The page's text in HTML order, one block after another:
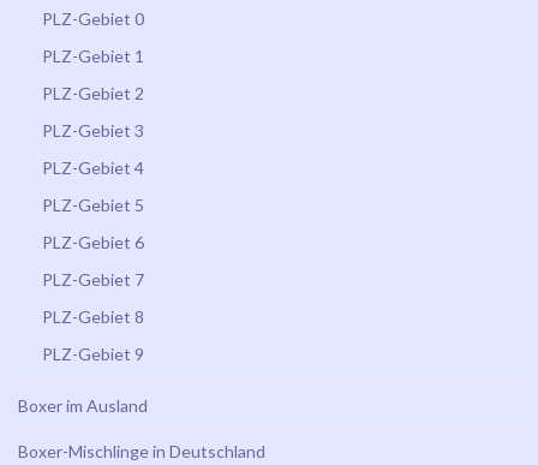
PLZ-Gebiet 0
PLZ-Gebiet 1
PLZ-Gebiet 2
PLZ-Gebiet 3
PLZ-Gebiet 4
PLZ-Gebiet 5
PLZ-Gebiet 6
PLZ-Gebiet 7
PLZ-Gebiet 8
PLZ-Gebiet 9
Boxer im Ausland
Boxer-Mischlinge in Deutschland